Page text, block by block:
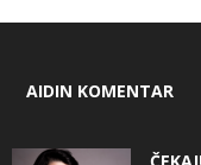
AIDIN KOMENTAR